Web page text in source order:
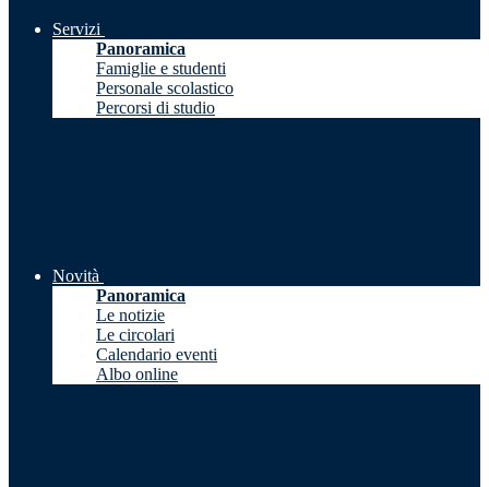
Servizi
Panoramica
Famiglie e studenti
Personale scolastico
Percorsi di studio
Novità
Panoramica
Le notizie
Le circolari
Calendario eventi
Albo online